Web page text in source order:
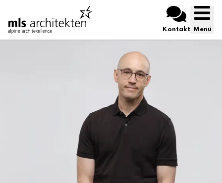
Kontakt Menü